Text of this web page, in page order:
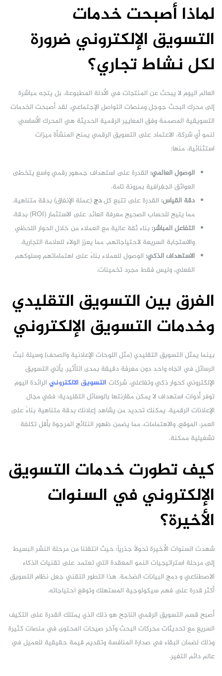
لماذا أصبحت خدمات
التسويق الإلكتروني ضرورة
لكل نشاط تجاري؟
العالم اليوم لا يبحث عن المنتجات في الأدلة المطبوعة، بل يتجه مباشرة
إلى محرك البحث جوجل ومنصات التواصل الإجتماعي. لقد أصبحت الخدمات
التسويقية المصممة وفق المعايير الرقمية الحديثة هي المحرك الأساسي
لنمو أي شركة. الاعتماد على التسويق الرقمي يمنح المنشأة ميزات
استثنائية، منها:
الوصول العالمي: القدرة على استهداف جمهور رقمي واسع يتخطى
العوائق الجغرافية بمرونة تامة.
دقة القياس: القدرة على تتبع كلدج(عملة الإنفاق) بدقة متناهية،
مما يتيح للحساب الصحيح معرفة العائد على الاستثمار (ROI) بدقة.
التفاعل المباشر: بناء ثقة عالية مع العملاء من خلال الحوار اللحظي
والاستجابة السريعة لاحتياجاتهم، مما يعزز الولاء للعلامة التجارية.
الاستهداف الذكي: الوصول للعملاء بناءً على اهتماماتهم وسلوكهم
الفعلي، وليس فقط مجرد تخمينات.
الفرق بين التسويق التقليدي
وخدمات التسويق الإلكتروني
بينما يمثل التسويق التقليدي (مثل اللوحات الإعلانية والصحف) وسيلة لبث
الرسائل في اتجاه واحد دون معرفة دقيقة بمدى التأثير، يأتي التسويق
الإلكتروني كحوار ذكي وتفاعلي. شركات التسويق الالكتروني الرائدة اليوم
توفر أدوات استهداف لا يمكن مقارنتها بالوسائل التقليدية؛ ففي مجال
الإعلانات الرقمية، يمكنك تحديد من يشاهد إعلانك بدقة متناهية بناءً على
العمر، الموقع، والاهتمامات، مما يضمن ظهور النتائج المرجوة بأقل تكلفة
تشغيلية ممكنة.
كيف تطورت خدمات التسويق
الإلكتروني في السنوات
الأخيرة؟
شهدت السنوات الأخيرة تحولاً جذرياً؛ حيث انتقلنا من مرحلة النشر البسيط
إلى مرحلة استراتيجيات النمو المعقدة التي تعتمد على تقنيات الذكاء
الاصطناعي و دمج البيانات الضخمة. هذا التطور التقني جعل نظام التسويق
أكثر قدرة على فهم سيكولوجية المستهلك وتوقع احتياجاته.
أصبح قسم التسويق الرقمي الناجح هو ذلك الذي يمتلك القدرة على التكيف
السريع مع تحديثات محركات البحث وآخر صيحات المحتوى في منصات كثيرة
وذلك لضمان البقاء في صدارة المنافسة وتقديم قيمة حقيقية للعميل في
عالم دائم التغير.